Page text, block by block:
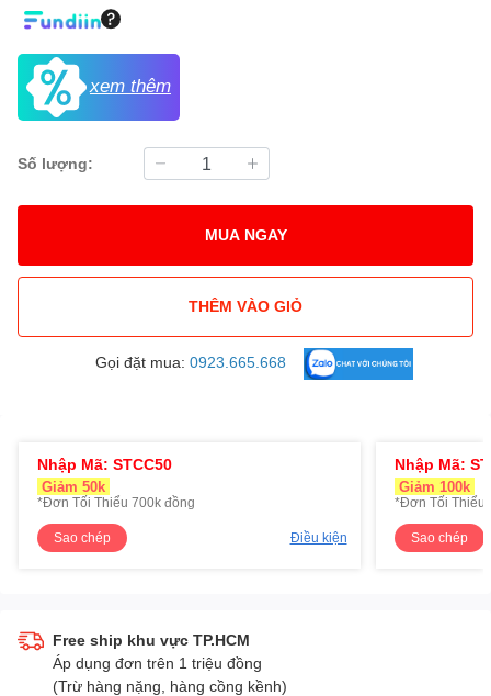
xem thêm
Số lượng:
MUA NGAY
THÊM VÀO GIỎ
Gọi đặt mua: 0923.665.668
Nhập Mã: STCC50
Giảm 50k
*Đơn Tối Thiểu 700k đồng
Sao chép Điều kiện
Nhập Mã:
Giảm 100k
*Đơn Tối Thiểu
Sao chép
Free ship khu vực TP.HCM
Áp dụng đơn trên 1 triệu đồng
(Trừ hàng nặng, hàng cồng kềnh)